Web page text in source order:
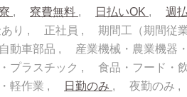
寮費無料 日払いOK 週
り
正社員
期間工（期間従
動車部品
産業機械・農業機器
プラスチック
食品・フード・
軽作業
日勤のみ 夜勤のみ